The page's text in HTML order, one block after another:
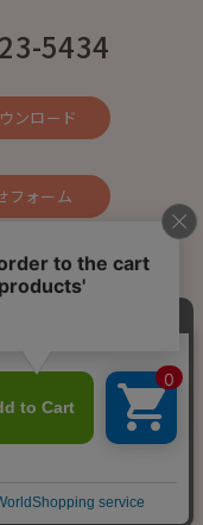
5434
ンロード
フォーム
お問い合わせ